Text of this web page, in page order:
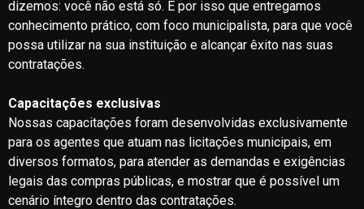
dizemos: você não está só. É por isso que entregamos
conhecimento prático, com foco municipalista, para que você
possa utilizar na sua instituição e alcançar êxito nas suas
contratações.
Capacitações exclusivas
Nossas capacitações foram desenvolvidas exclusivamente
para os agentes que atuam nas licitações municipais, em
diversos formatos, para atender as demandas e exigências
legais das compras públicas, e mostrar que é possível um
cenário íntegro dentro das contratações.